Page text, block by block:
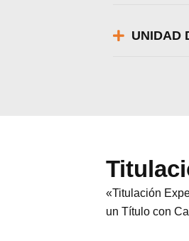
UNIDAD
«Titulación
un Título con